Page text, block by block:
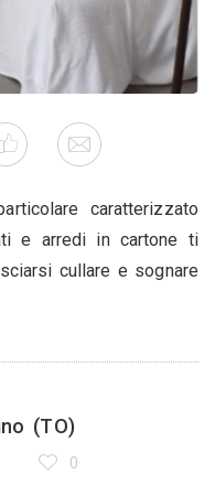
caratterizzato
e arredi in cartone ti
cullare e sognare
(TO)
0